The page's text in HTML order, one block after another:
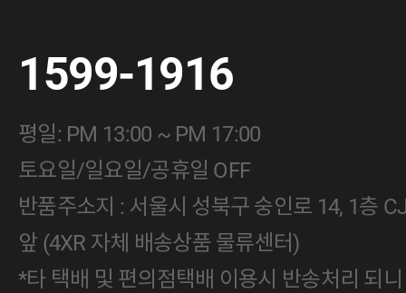
1599-1916
평일: PM 13:00 ~ PM 17:00
토요일/일요일/공휴일 OFF
반품주소지 : 서울시 성북구 숭인로 14, 1층
앞 (4XR 자체 배송상품 물류센터)
*타 택배 및 편의점택배 이용시 반송처리 되